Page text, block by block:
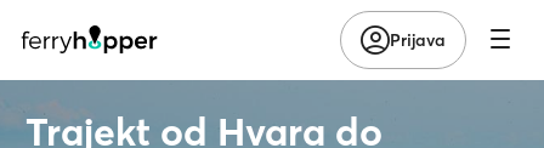
Prijava
Trajekt od Hvara do